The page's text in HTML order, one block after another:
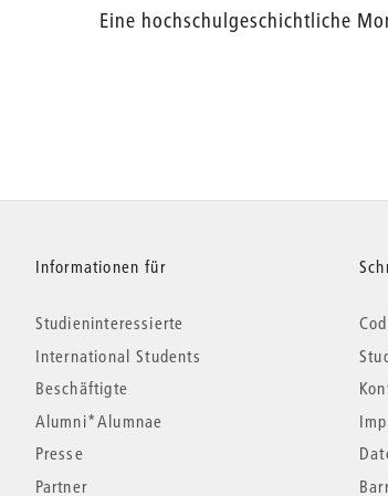
Eine hochschulgeschichtliche
Informationen für
Studieninteressierte
International Students
Beschäftigte
Alumni*Alumnae
Presse
Partner